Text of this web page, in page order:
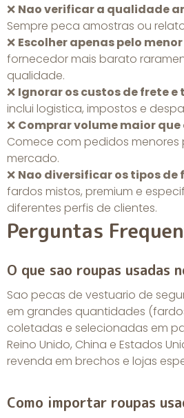
❌ Nao verificar a qualidade
Sempre peca amostras ou
❌ Escolher apenas pelo
fornecedor mais barato
qualidade.
❌ Ignorar os custos de frete e
inclui logistica, impostos e
❌ Comprar volume maior que
Comece com pedidos menores
mercado.
❌ Nao diversificar os tipos de
fardos mistos, premium e
diferentes perfis de clientes.
Perguntas
O que sao roupas usadas
Sao pecas de vestuario de
em grandes quantidades
coletadas e selecionadas em
Reino Unido, China e Estados
revenda em brechos e lojas
Como importar roupas